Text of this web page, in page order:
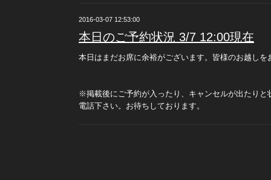
2016-03-07 12:53:00
本日のご予約状況 3/7 12:00現在
本日はまだお席に余裕がございます。皆様のお越しを
※掲載後にご予約が入ったり、キャンセルが出たりと
電話下さい。お待ちしております。